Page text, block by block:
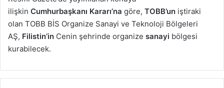
ilişkin Cumhurbaşkanı Kararı’na göre, TOBB’un iştiraki
olan TOBB BİS Organize Sanayi ve Teknoloji Bölgeleri
AŞ, Filistin’in Cenin şehrinde organize sanayi bölgesi
kurabilecek.